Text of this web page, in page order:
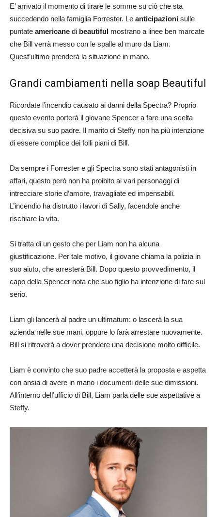
E’ arrivato il momento di tirare le somme su ciò che sta
succedendo nella famiglia Forrester. Le anticipazioni sulle
puntate americane di beautiful mostrano a linee ben marcate
che Bill verrà messo con le spalle al muro da Liam.
Quest’ultimo prenderà la situazione in mano.
Grandi cambiamenti nella soap Beautiful
Ricordate l’incendio causato ai danni della Spectra? Proprio
questo evento porterà il giovane Spencer a fare una scelta
decisiva su suo padre. Il marito di Steffy non ha più intenzione
di essere complice dei folli piani di Bill.
Da sempre i Forrester e gli Spectra sono stati antagonisti in
affari, questo però non ha proibito ai vari personaggi di
intrecciare storie d’amore, travagliate ed impensabili.
L’incendio ha distrutto i lavori di Sally, facendole anche
rischiare la vita.
Si tratta di un gesto che per Liam non ha alcuna
giustificazione. Per tale motivo, il giovane chiama la polizia in
suo aiuto, che arresterà Bill. Dopo questo provvedimento, il
capo della Spencer nota che suo figlio ha intenzione di fare sul
serio.
Liam gli lancerà al padre un ultimatum: o lascerà la sua
azienda nelle sue mani, oppure lo farà arrestare nuovamente.
Bill si ritroverà a dover prendere una decisione molto difficile.
Liam è convinto che suo padre accetterà la proposta e aspetta
con ansia di avere in mano i documenti delle sue dimissioni.
All’interno dell’ufficio di Bill, Liam parla delle sue aspettative a
Steffy.